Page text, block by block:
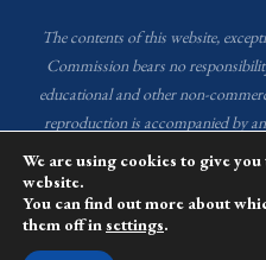
The contents of this website,
Commission bears no
educational and other non-
reproduction is accompanied by
Human Rights Commission
of this website: EHRC Media and
and Creative
This website is managed by the
We are using cookies to give
website.
You can find out more about
them off insettings.